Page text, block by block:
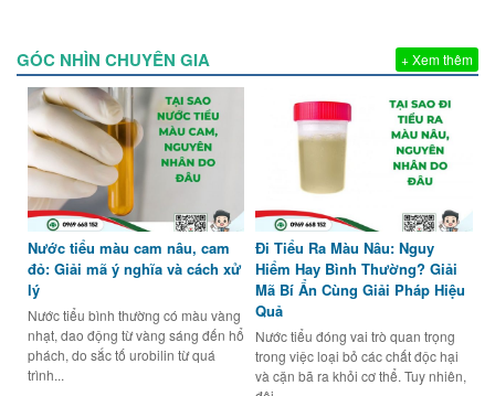
GÓC NHÌN CHUYÊN GIA + Xem thêm
Nước tiểu màu cam nâu, cam
đỏ: Giải mã ý nghĩa và cách xử
lý
Nước tiểu bình thường có màu vàng
nhạt, dao động từ vàng sáng đến hổ
phách, do sắc tố urobilin từ quá
trình...
Đi Tiểu Ra Màu Nâu: Nguy
Hiểm Hay Bình Thường? Giải
Mã Bí Ẩn Cùng Giải Pháp Hiệu
Quả
Nước tiểu đóng vai trò quan trọng
trong việc loại bỏ các chất độc hại
và cặn bã ra khỏi cơ thể. Tuy nhiên,